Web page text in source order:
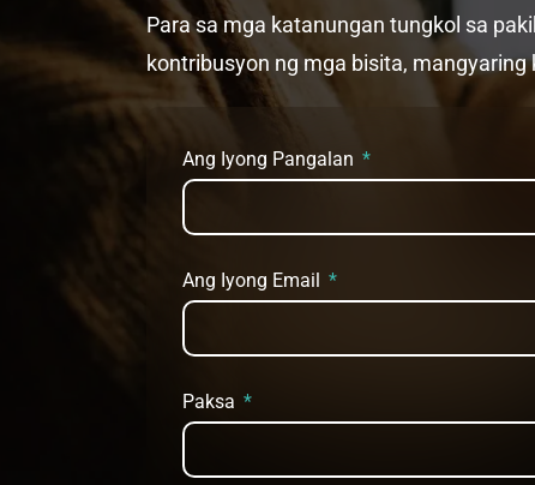
Para sa mga katanungan tungkol sa
kontribusyon ng mga bisita,
Ang Iyong Pangalan
Ang Iyong Email
Paksa